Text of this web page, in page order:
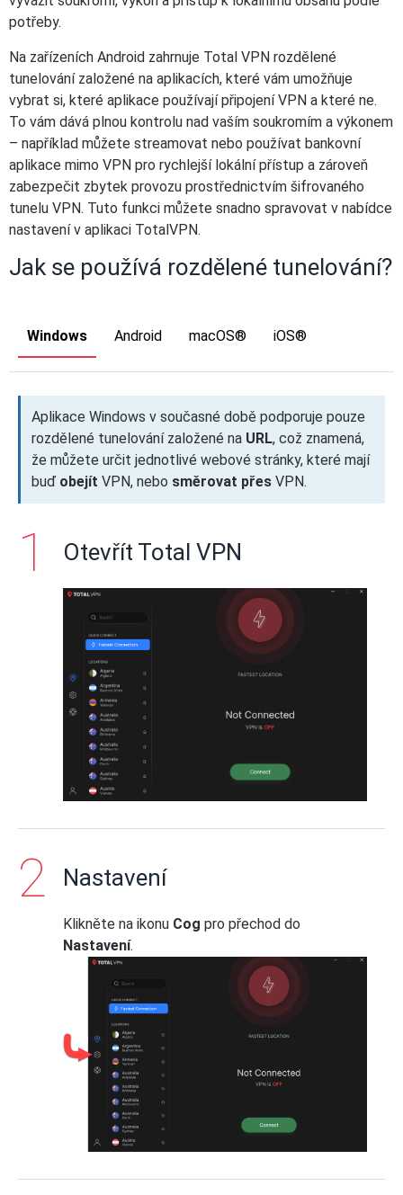
potřeby.
Na zařízeních Android zahrnuje Total VPN rozdělené
tunelování založené na aplikacích, které vám umožňuje
vybrat si, které aplikace používají připojení VPN a které ne.
To vám dává plnou kontrolu nad vaším soukromím a výkonem
– například můžete streamovat nebo používat bankovní
aplikace mimo VPN pro rychlejší lokální přístup a zároveň
zabezpečit zbytek provozu prostřednictvím šifrovaného
tunelu VPN. Tuto funkci můžete snadno spravovat v nabídce
nastavení v aplikaci TotalVPN.
Jak se používá rozdělené tunelování?
Windows Android macOS® iOS®
Aplikace Windows v současné době podporuje pouze
rozdělené tunelování založené na URL, což znamená,
že můžete určit jednotlivé webové stránky, které mají
buď obejít VPN, nebo směrovat přes VPN.
Otevřít Total VPN
Nastavení
Klikněte na ikonu Cog pro přechod do
Nastavení.